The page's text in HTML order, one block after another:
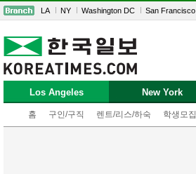
LA NY Washington DC San Francisco
Los Angeles New York
홈 구인/구직 렌트/리스/하숙 학생모집